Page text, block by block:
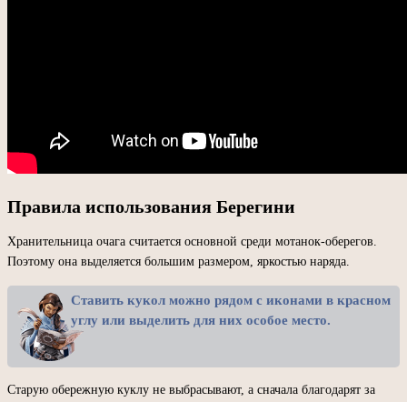
Правила использования Берегини
Хранительница очага считается основной среди мотанок-оберегов.
Поэтому она выделяется большим размером, яркостью наряда.
Ставить кукол можно рядом с иконами в красном
углу или выделить для них особое место.
Старую обережную куклу не выбрасывают, а сначала благодарят за